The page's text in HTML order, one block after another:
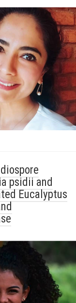
psidii and
Eucalyptus